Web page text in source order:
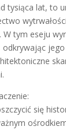
tysiąca lat, to
W tym eseju
odkrywając
się